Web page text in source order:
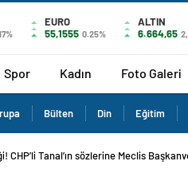
EURO
55,1555 0.25%
ALTIN
6.664,65
Spor Kadın Foto Galeri
Bülten Din Eğitim
CHP’li Tanal’ın sözlerine Meclis